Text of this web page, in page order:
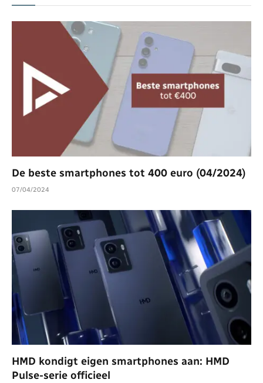
De beste smartphones tot 400 euro (04/2024)
07/04/2024
HMD kondigt eigen smartphones aan: HMD
Pulse-serie officieel